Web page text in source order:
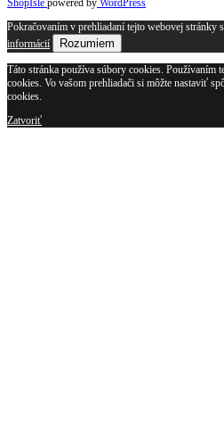
Pokračovaním v prehliadaní tejto webovej stránky
informácií
Rozumiem
Táto stránka používa súbory cookies. Používaním
cookies. Vo vašom prehliadači si môžte nastaviť
cookies.
Zatvoriť